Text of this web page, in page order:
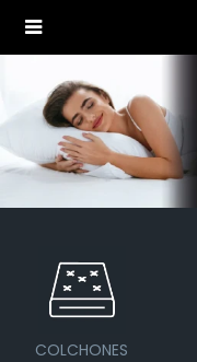

SOMMIER